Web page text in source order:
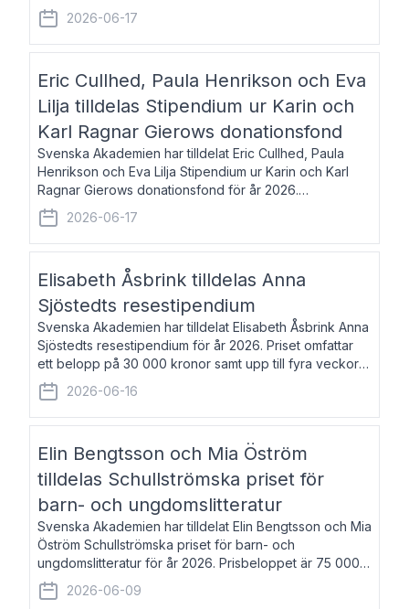
Stenroth och Svante Strandberg. Daniel Boyacioglu,
född 1981, är poet och scenartist. Josef
2026-06-17
Eric Cullhed, Paula Henrikson och Eva
Lilja tilldelas Stipendium ur Karin och
Karl Ragnar Gierows donationsfond
Svenska Akademien har tilldelat Eric Cullhed, Paula
Henrikson och Eva Lilja Stipendium ur Karin och Karl
Ragnar Gierows donationsfond för år 2026.
Stipendiebeloppet är på 70 000 kronor vardera. Eric
Cullhed, född 1985, är professor i grekis
2026-06-17
Elisabeth Åsbrink tilldelas Anna
Sjöstedts resestipendium
Svenska Akademien har tilldelat Elisabeth Åsbrink Anna
Sjöstedts resestipendium för år 2026. Priset omfattar
ett belopp på 30 000 kronor samt upp till fyra veckors
fri vistelse i Akademiens lägenhet i Berlin. Elisabeth
Åsbrink, född 1965 oc
2026-06-16
Elin Bengtsson och Mia Öström
tilldelas Schullströmska priset för
barn- och ungdomslitteratur
Svenska Akademien har tilldelat Elin Bengtsson och Mia
Öström Schullströmska priset för barn- och
ungdomslitteratur för år 2026. Prisbeloppet är 75 000
kronor vardera. Elin Bengtsson, född 1987, är författare
och forskare i genusvetenskap.
2026-06-09